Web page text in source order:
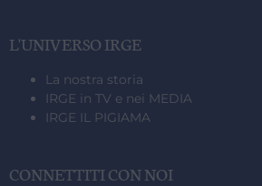
L'UNIVERSO IRGE
La nostra storia
IRGE in TV e nei MEDIA
IRGE IL PIGIAMA
CONNETTITI CON NOI